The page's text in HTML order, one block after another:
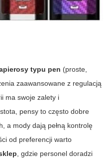
typu pen (proste,
zaawansowane z regulacją
ma swoje zalety i
pensy to często dobre
a mody dają pełną kontrolę
od preferencji warto
, gdzie personel doradzi